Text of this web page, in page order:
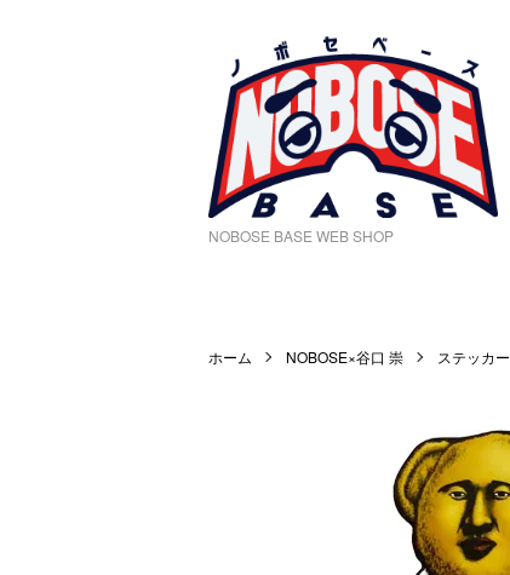
NOBOSE BASE WEB SHOP
ホーム NOBOSE×谷口 崇 ステッカー